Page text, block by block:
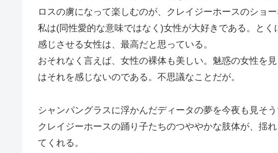
ロスの虜になって楽しむのが、クレイジーホースのショー
私は(同性愛的な意味ではなく)女性が大好きである。と
感じさせる女性は、最高だと思っている。
おそれなく言えば、女性の裸体も美しい。魅惑の女性を
はそれを感じないのである。不思議なことだが。
シャンパングラスに浮かんだディータの夢を今夜も見そう
クレイジーホースの踊り子たちのつややかな肢体が、揺
てくれる。